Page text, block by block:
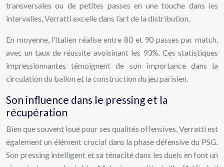
transversales ou de petites passes en une touche dans les
intervalles, Verratti excelle dans l’art de la distribution.
En moyenne, l’Italien réalise entre 80 et 90 passes par match,
avec un taux de réussite avoisinant les 93%. Ces statistiques
impressionnantes témoignent de son importance dans la
circulation du ballon et la construction du jeu parisien.
Son influence dans le pressing et la
récupération
Bien que souvent loué pour ses qualités offensives, Verratti est
également un élément crucial dans la phase défensive du PSG.
Son pressing intelligent et sa ténacité dans les duels en font un